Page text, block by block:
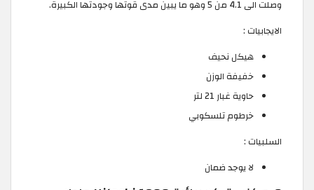
وصلت الى 4.1 من 5 وهو ما يبين مدى قوتها وجودتها الكبيرة.
الايجابيات :
هيكل نحيف
خفيفة الوزن
حاوية غبار 21 لتر
خرطوم تلسكوبي
السلبيات :
لا يوجد ضمان